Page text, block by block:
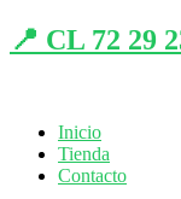
📍 CL 72 29
Inicio
Tienda
Contacto